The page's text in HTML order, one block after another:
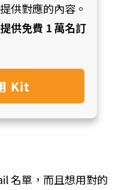
供對應的內容。
提供免費 1 萬名訂
Kit
名單，而且想用對的